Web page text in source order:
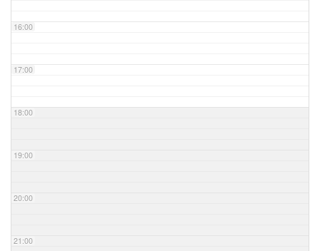
16:00
17:00
18:00
19:00
20:00
21:00